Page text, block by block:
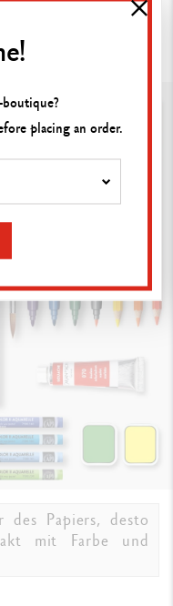
Papiers, desto
mit Farbe und
placing an order.